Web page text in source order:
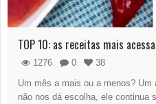
TOP 10: as receitas mais
1276 0
38
Um mês a mais ou a menos?
não nos dá escolha, ele continua